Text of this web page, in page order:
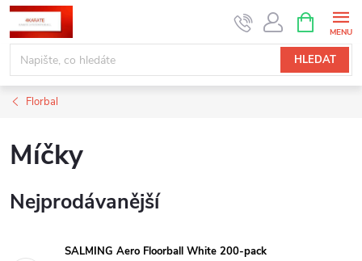
Přejít
na
obsah
HLEDAT
NÁKUPNÍ
KOŠÍK
Florbal
Míčky
Nejprodávanější
SALMING Aero Floorball White 200-pack